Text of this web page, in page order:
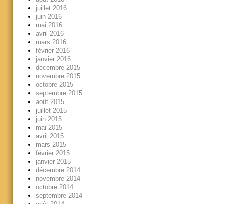
juillet 2016
juin 2016
mai 2016
avril 2016
mars 2016
février 2016
janvier 2016
décembre 2015
novembre 2015
octobre 2015
septembre 2015
août 2015
juillet 2015
juin 2015
mai 2015
avril 2015
mars 2015
février 2015
janvier 2015
décembre 2014
novembre 2014
octobre 2014
septembre 2014